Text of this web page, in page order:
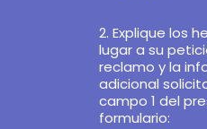
2. Explique los
lugar a su
reclamo y la
adicional
campo 1 del
formulario: